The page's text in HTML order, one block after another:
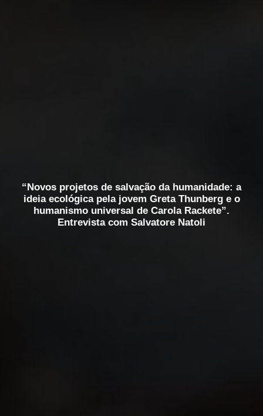
“Novos projetos de salvação da humanidade: a
ideia ecológica pela jovem Greta Thunberg e o
humanismo universal de Carola Rackete”.
Entrevista com Salvatore Natoli